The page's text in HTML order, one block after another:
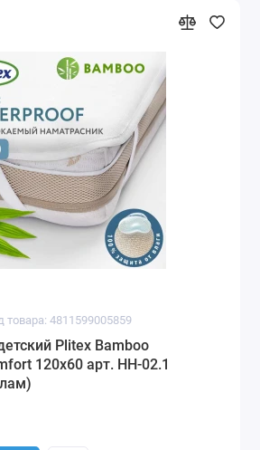
товара: 4811599005859
Plitex Bamboo
120х60 арт. НН-02.1